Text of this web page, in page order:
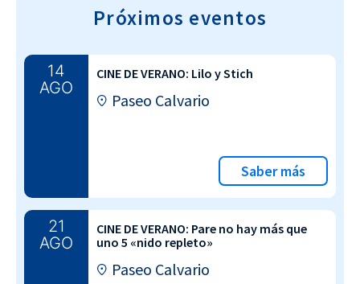
Próximos eventos
14
AGO
CINE DE VERANO: Lilo y Stich
Paseo Calvario
Saber más
21
AGO
CINE DE VERANO: Pare no hay más que
uno 5 «nido repleto»
Paseo Calvario